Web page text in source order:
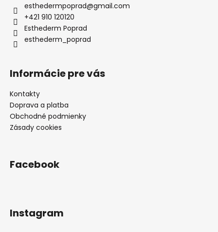
esthedermpoprad@gmail.com
+421 910 120120
Esthederm Poprad
esthederm_poprad
Informácie pre vás
Kontakty
Doprava a platba
Obchodné podmienky
Zásady cookies
Facebook
Instagram